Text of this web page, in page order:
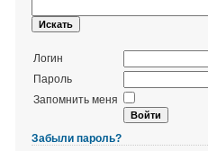
Логин
Пароль
Запомнить меня
Забыли пароль?